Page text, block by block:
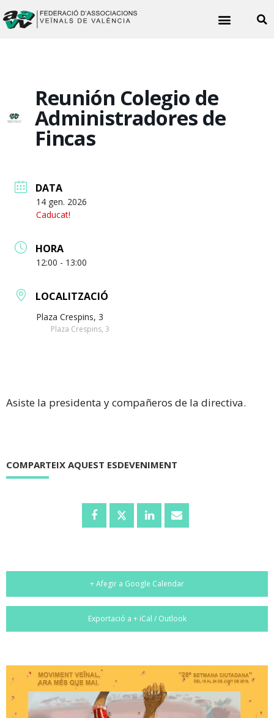
Reunión Colegio de
Administradores de
Fincas
DATA
14 gen. 2026
Caducat!
HORA
12:00 - 13:00
LOCALITZACIÓ
Plaza Crespins, 3
Plaza Crespins, 3
Asiste la presidenta y compañeros de la directiva.
COMPARTEIX AQUEST ESDEVENIMENT
+ Afegir a Google Calendar
Exportació a + iCal / Outlook